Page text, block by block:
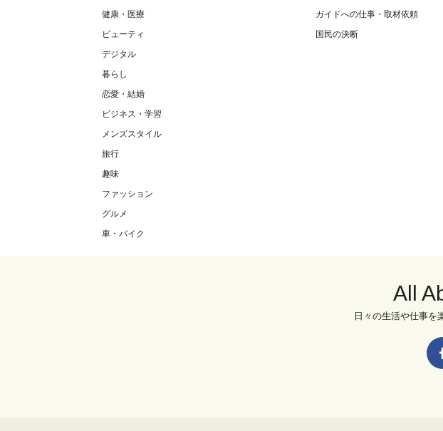
健康・医療
ビューティ
デジタル
暮らし
恋愛・結婚
ビジネス・学習
メンズスタイル
旅行
趣味
ファッション
グルメ
車・バイク
ガイドへの仕事・取材依頼
国民の決断
All
日々の生活や仕事を